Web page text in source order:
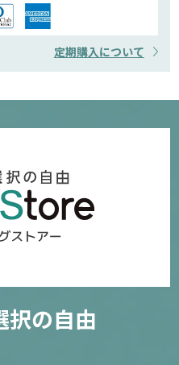
定期購入について
択の自由